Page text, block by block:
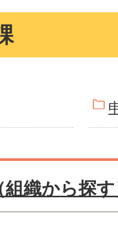
組織から探